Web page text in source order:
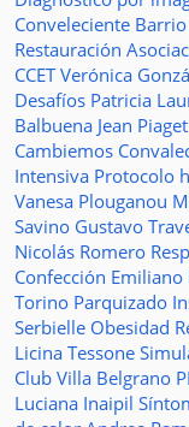
Conveleciente
Restauración
CCETVerónica
Desafíos Patricia
Balbuena Jean Piaget
Cambiemos
Intensiva Protocolo
Vanesa Plouganou
Savino Gustavo
Nicolás Romero
Confección Emiliano
Torino Parquizado
Serbielle Obesidad
Licina Tessone
Club Villa Belgrano
Luciana Inaipil